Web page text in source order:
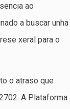
ao
a buscar unha
xeral para o
o atraso que
A Plataforma